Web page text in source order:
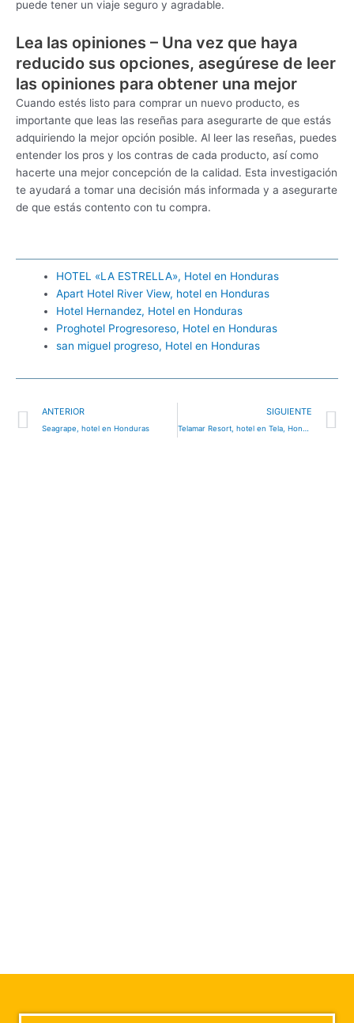
puede tener un viaje seguro y agradable.
Lea las opiniones – Una vez que haya
reducido sus opciones, asegúrese de leer
las opiniones para obtener una mejor
Cuando estés listo para comprar un nuevo producto, es
importante que leas las reseñas para asegurarte de que estás
adquiriendo la mejor opción posible. Al leer las reseñas, puedes
entender los pros y los contras de cada producto, así como
hacerte una mejor concepción de la calidad. Esta investigación
te ayudará a tomar una decisión más informada y a asegurarte
de que estás contento con tu compra.
HOTEL «LA ESTRELLA», Hotel en Honduras
Apart Hotel River View, hotel en Honduras
Hotel Hernandez, Hotel en Honduras
Proghotel Progresoreso, Hotel en Honduras
san miguel progreso, Hotel en Honduras
Ant
ANTERIOR
Seagrape, hotel en Honduras
SIGUIENTE
Telamar Resort, hotel en Tela, Honduras